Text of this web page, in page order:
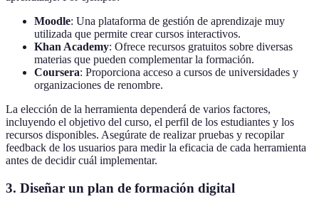
Moodle: Una plataforma de gestión de aprendizaje muy
utilizada que permite crear cursos interactivos.
Khan Academy: Ofrece recursos gratuitos sobre diversas
materias que pueden complementar la formación.
Coursera: Proporciona acceso a cursos de universidades y
organizaciones de renombre.
La elección de la herramienta dependerá de varios factores,
incluyendo el objetivo del curso, el perfil de los estudiantes y los
recursos disponibles. Asegúrate de realizar pruebas y recopilar
feedback de los usuarios para medir la eficacia de cada herramienta
antes de decidir cuál implementar.
3. Diseñar un plan de formación digital